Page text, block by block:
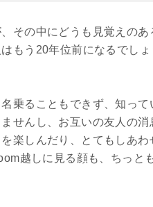
その中にどうも見覚えのあ
もう20年位前になるでし
乗ることもできず、知って
せんし、お互いの友人の消
楽しんだり、とてもしあわ
越しに見る顔も、ちっと